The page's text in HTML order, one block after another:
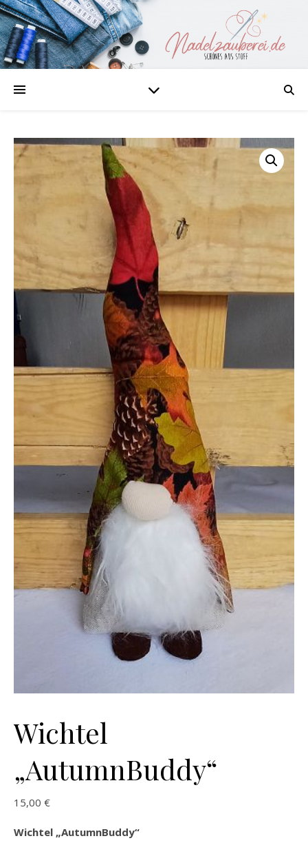
Wichtel
„AutumnBuddy“
15,00 €
Wichtel „AutumnBuddy“